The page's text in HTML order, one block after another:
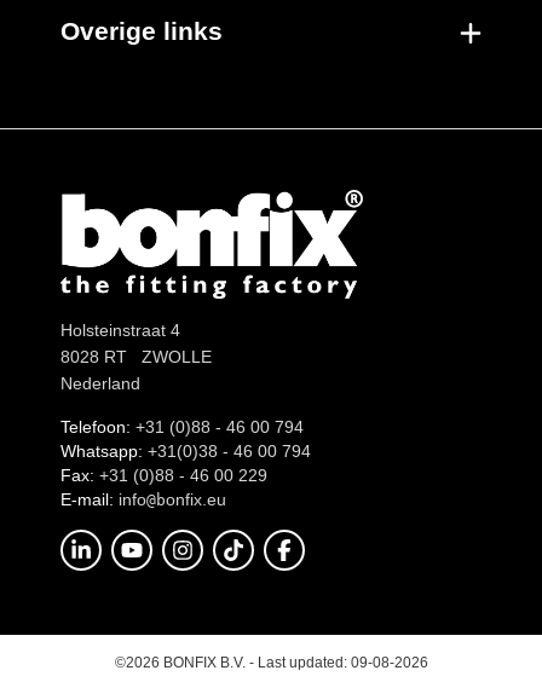
Overige links
Holsteinstraat 4
8028 RT ZWOLLE
Nederland
Telefoon: +31 (0)88 - 46 00 794
Whatsapp: +31(0)38 - 46 00 794
Fax: +31 (0)88 - 46 00 229
E-mail: info@bonfix.eu
©2026 BONFIX B.V. - Last updated: 09-08-2026